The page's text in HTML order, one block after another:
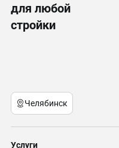
для любой
стройки
Челябинск
Услуги